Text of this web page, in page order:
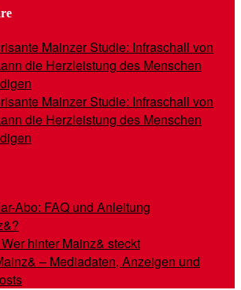
Mainzer Studie: Infraschall von
die Herzleistung des Menschen
Mainzer Studie: Infraschall von
die Herzleistung des Menschen
Abo: FAQ und Anleitung
hinter Mainz& steckt
– Mediadaten, Anzeigen und